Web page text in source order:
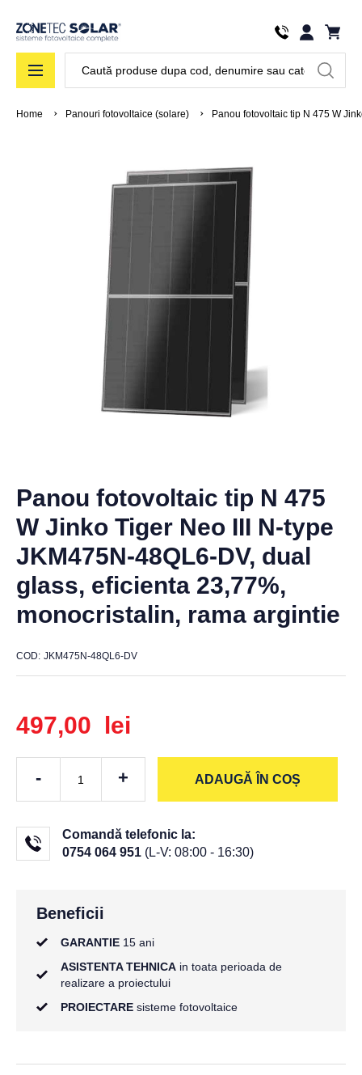
Home Panouri fotovoltaice (solare) Panou fotovoltaic tip N 475 W
Panou fotovoltaic tip N 475
W Jinko Tiger Neo III N-type
JKM475N-48QL6-DV, dual
glass, eficienta 23,77%,
monocristalin, rama argintie
COD JKM475N-48QL6-DV
497,00 lei
- + ADAUGĂ ÎN COȘ
Comandă telefonic la:
0754 064 951 (L-V: 08:00 - 16:30)
Beneficii
GARANTIE 15 ani
ASISTENTA TEHNICA in toata perioada de
realizare a proiectului
PROIECTARE sisteme fotovoltaice